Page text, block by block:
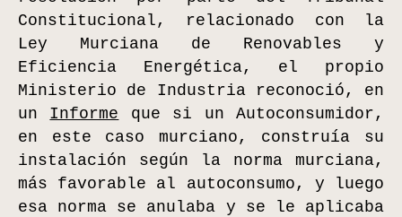
Constitucional, relacionado con la
Ley Murciana de Renovables y
Eficiencia Energética, el propio
Ministerio de Industria reconoció, en
un Informe que si un Autoconsumidor,
en este caso murciano, construía su
instalación según la norma murciana,
más favorable al autoconsumo, y luego
esa norma se anulaba y se le aplicaba